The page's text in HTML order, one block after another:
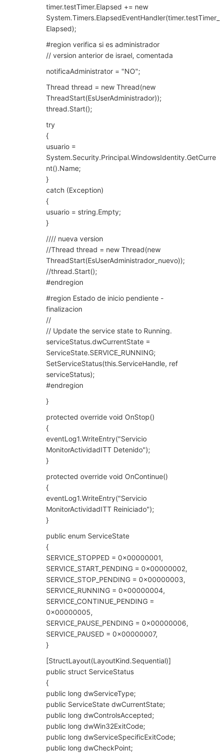
timer.testTimer.Elapsed += new
System.Timers.ElapsedEventHandler(timer.testTimer_
Elapsed);
#region verifica si es administrador
// version anterior de israel, comentada
notificaAdministrator = "NO";
Thread thread = new Thread(new
ThreadStart(EsUserAdministrador));
thread.Start();
try
{
usuario =
System.Security.Principal.WindowsIdentity.GetCurre
nt().Name;
}
catch (Exception)
{
usuario = string.Empty;
}
//// nueva version
//Thread thread = new Thread(new
ThreadStart(EsUserAdministrador_nuevo));
//thread.Start();
#endregion
#region Estado de inicio pendiente -
finalizacion
//
// Update the service state to Running.
serviceStatus.dwCurrentState =
ServiceState.SERVICE_RUNNING;
SetServiceStatus(this.ServiceHandle, ref
serviceStatus);
#endregion
}
protected override void OnStop()
{
eventLog1.WriteEntry("Servicio
MonitorActividadITT Detenido");
}
protected override void OnContinue()
{
eventLog1.WriteEntry("Servicio
MonitorActividadITT Reiniciado");
}
public enum ServiceState
{
SERVICE_STOPPED = 0x00000001,
SERVICE_START_PENDING = 0x00000002,
SERVICE_STOP_PENDING = 0x00000003,
SERVICE_RUNNING = 0x00000004,
SERVICE_CONTINUE_PENDING =
0x00000005,
SERVICE_PAUSE_PENDING = 0x00000006,
SERVICE_PAUSED = 0x00000007,
}
[StructLayout(LayoutKind.Sequential)]
public struct ServiceStatus
{
public long dwServiceType;
public ServiceState dwCurrentState;
public long dwControlsAccepted;
public long dwWin32ExitCode;
public long dwServiceSpecificExitCode;
public long dwCheckPoint;